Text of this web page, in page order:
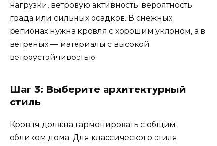
нагрузки, ветровую активность, вероятность
града или сильных осадков. В снежных
регионах нужна кровля с хорошим уклоном, а в
ветреных — материалы с высокой
ветроустойчивостью.
Шаг 3: Выберите архитектурный
стиль
Кровля должна гармонировать с общим
обликом дома. Для классического стиля